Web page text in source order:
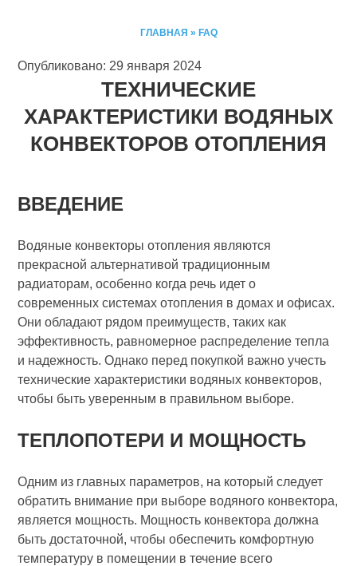
ГЛАВНАЯ » FAQ
Опубликовано: 29 января 2024
ТЕХНИЧЕСКИЕ
ХАРАКТЕРИСТИКИ ВОДЯНЫХ
КОНВЕКТОРОВ ОТОПЛЕНИЯ
ВВЕДЕНИЕ
Водяные конвекторы отопления являются
прекрасной альтернативой традиционным
радиаторам, особенно когда речь идет о
современных системах отопления в домах и офисах.
Они обладают рядом преимуществ, таких как
эффективность, равномерное распределение тепла
и надежность. Однако перед покупкой важно учесть
технические характеристики водяных конвекторов,
чтобы быть уверенным в правильном выборе.
ТЕПЛОПОТЕРИ И МОЩНОСТЬ
Одним из главных параметров, на который следует
обратить внимание при выборе водяного конвектора,
является мощность. Мощность конвектора должна
быть достаточной, чтобы обеспечить комфортную
температуру в помещении в течение всего